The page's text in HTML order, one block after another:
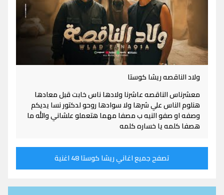
ولاد الناقصه ريشا كوستا
معشرناس الناقصه عاشرنا ولادها ناس خابت قبل معادها
هنلوم الناس علي شرها ولا سوادها روحو لدكتور نسا يديكم
وصفه او صفو النيه ب مصفا مهما هتعملو علشاني والله ما
هصفا كلمه يا خساره كلمه
تصفح جميع اغاني ريشا كوستا 48 اغنية